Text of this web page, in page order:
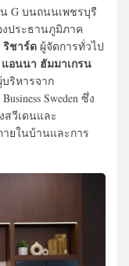
G บนถนนเพชรบุรี
งประธานภูมิภาค
ริชาร์ด ผู้จัดการทั่วไป
อนนา ฮัมมาเกรน
ริหารจาก
Sweden ซึ่ง
สวีเดนและ
ยในบ้านและการ